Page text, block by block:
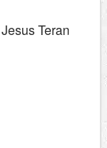
Teran